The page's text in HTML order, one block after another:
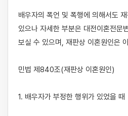
배우자의 폭언 및 폭행에 의해서도
있으나 자세한 부분은 대전이혼전문
보실 수 있으며, 재판상 이혼원인은
민법 제840조(재판상 이혼원인)
1. 배우자가 부정한 행위가 있었을 때